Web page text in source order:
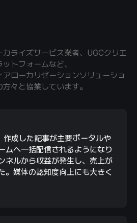
ライズサービス業者、UGCクリエ
トフォームなど、
ローカリゼーションソリューショ
々と協業しています。
成した記事が主要ポータルや
ムへ一括配信されるようになり
ネルから収益が発生し、売上が
。媒体の認知度向上にも大きく